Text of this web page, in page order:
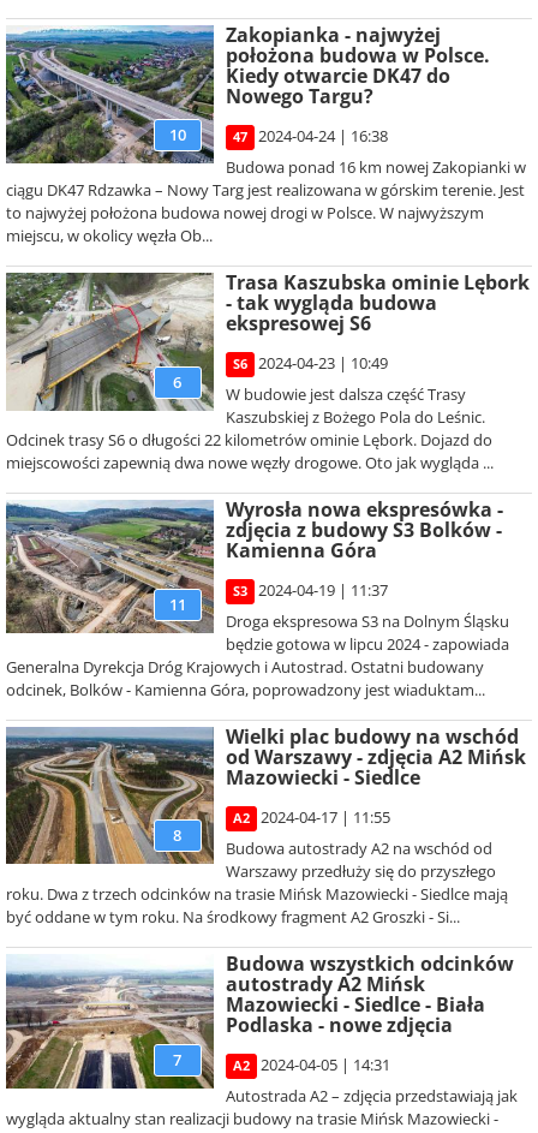
10
Zakopianka - najwyżej
położona budowa w Polsce.
Kiedy otwarcie DK47 do
Nowego Targu?
47
2024-04-24 | 16:38
Budowa ponad 16 km nowej Zakopianki w
ciągu DK47 Rdzawka – Nowy Targ jest realizowana w górskim terenie. Jest
to najwyżej położona budowa nowej drogi w Polsce. W najwyższym
miejscu, w okolicy węzła Ob...
6
Trasa Kaszubska ominie Lębork
- tak wygląda budowa
ekspresowej S6
S6
2024-04-23 | 10:49
W budowie jest dalsza część Trasy
Kaszubskiej z Bożego Pola do Leśnic.
Odcinek trasy S6 o długości 22 kilometrów ominie Lębork. Dojazd do
miejscowości zapewnią dwa nowe węzły drogowe. Oto jak wygląda ...
11
Wyrosła nowa ekspresówka -
zdjęcia z budowy S3 Bolków -
Kamienna Góra
S3
2024-04-19 | 11:37
Droga ekspresowa S3 na Dolnym Śląsku
będzie gotowa w lipcu 2024 - zapowiada
Generalna Dyrekcja Dróg Krajowych i Autostrad. Ostatni budowany
odcinek, Bolków - Kamienna Góra, poprowadzony jest wiaduktam...
8
Wielki plac budowy na wschód
od Warszawy - zdjęcia A2 Mińsk
Mazowiecki - Siedlce
A2
2024-04-17 | 11:55
Budowa autostrady A2 na wschód od
Warszawy przedłuży się do przyszłego
roku. Dwa z trzech odcinków na trasie Mińsk Mazowiecki - Siedlce mają
być oddane w tym roku. Na środkowy fragment A2 Groszki - Si...
7
Budowa wszystkich odcinków
autostrady A2 Mińsk
Mazowiecki - Siedlce - Biała
Podlaska - nowe zdjęcia
A2
2024-04-05 | 14:31
Autostrada A2 – zdjęcia przedstawiają jak
wygląda aktualny stan realizacji budowy na trasie Mińsk Mazowiecki -